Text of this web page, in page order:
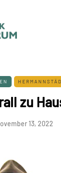
zu
13, 2022